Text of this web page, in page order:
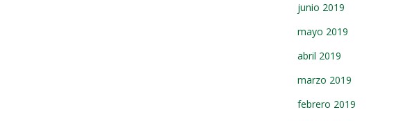
junio 2019
mayo 2019
abril 2019
marzo 2019
febrero 2019